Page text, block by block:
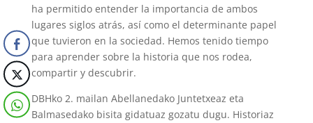
ha permitido entender la importancia de ambos
lugares siglos atrás, así como el determinante papel
que tuvieron en la sociedad. Hemos tenido tiempo
para aprender sobre la historia que nos rodea,
compartir y descubrir.
DBHko 2. mailan Abellanedako Juntetxeaz eta
Balmasedako bisita gidatuaz gozatu dugu. Historiaz